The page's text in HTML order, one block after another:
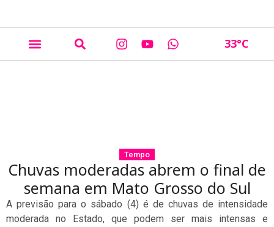
33°C
Tempo
Chuvas moderadas abrem o final de
semana em Mato Grosso do Sul
A previsão para o sábado (4) é de chuvas de intensidade
moderada no Estado, que podem ser mais intensas e